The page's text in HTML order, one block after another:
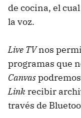
de cocina, el
la voz.
Live TVnos
programas que
Canvas
Link recibir
través de